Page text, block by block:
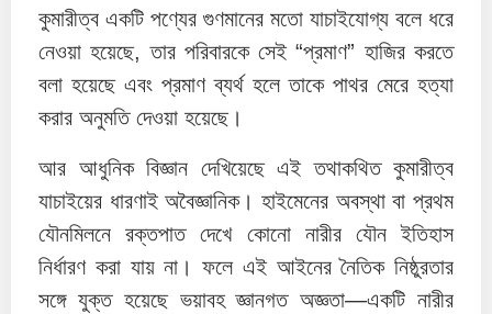
কুমারীত্ব একটি পণ্যের গুণমানের মতো যাচাইযোগ্য বলে ধরে
নেওয়া হয়েছে, তার পরিবারকে সেই “প্রমাণ” হাজির করতে
বলা হয়েছে এবং প্রমাণ ব্যর্থ হলে তাকে পাথর মেরে হত্যা
করার অনুমতি দেওয়া হয়েছে।
আর আধুনিক বিজ্ঞান দেখিয়েছে এই তথাকথিত কুমারীত্ব
যাচাইয়ের ধারণাই অবৈজ্ঞানিক। হাইমেনের অবস্থা বা প্রথম
যৌনমিলনে রক্তপাত দেখে কোনো নারীর যৌন ইতিহাস
নির্ধারণ করা যায় না। ফলে এই আইনের নৈতিক নিষ্ঠুরতার
সঙ্গে যুক্ত হয়েছে ভয়াবহ জ্ঞানগত অজ্ঞতা—একটি নারীর